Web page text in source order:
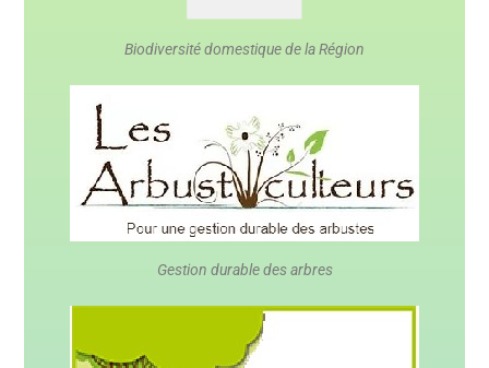
Biodiversité domestique de la Région
Gestion durable des arbres